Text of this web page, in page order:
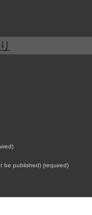
be published) (required)